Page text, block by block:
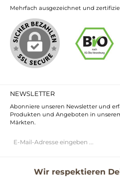
Mehrfach ausgezeichnet und
NEWSLETTER
Abonniere unseren Newsletter und
Produkten und Angeboten in
Märkten.
Mail-
Wir respektieren